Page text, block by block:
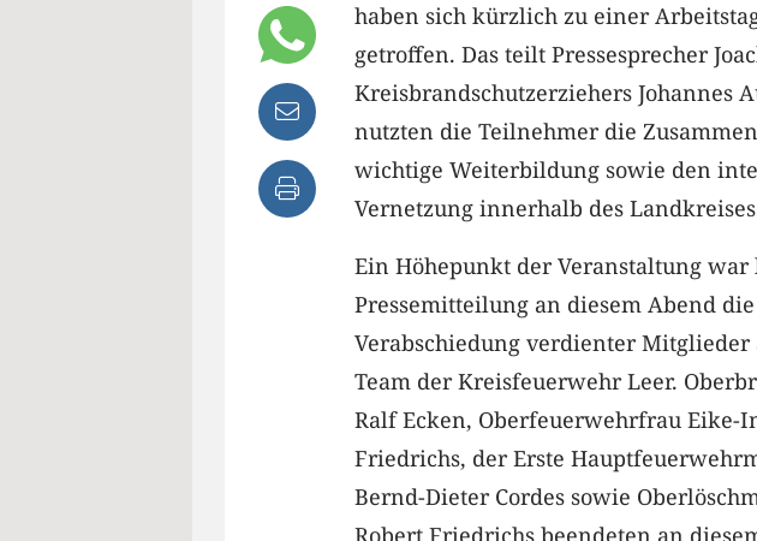
haben sich kürzlich zu einer
getroffen. Das teilt Pressesprecher
Kreisbrandschutzerziehers Johannes
nutzten die Teilnehmer die
wichtige Weiterbildung sowie den
Vernetzung innerhalb des
Ein Höhepunkt der Veranstaltung war
Pressemitteilung an diesem Abend
Verabschiedung verdienter Mitglieder
Team der Kreisfeuerwehr Leer.
Ralf Ecken, Oberfeuerwehrfrau Eike-
Friedrichs, der Erste
Bernd-Dieter Cordes sowie